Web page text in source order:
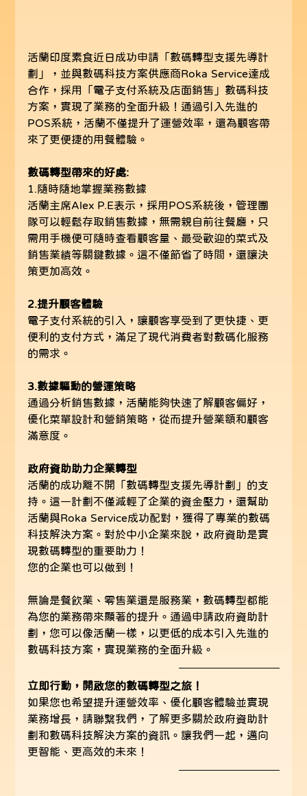
活蘭印度素食近日成功申請「數碼轉型支援先導計
劃」，並與數碼科技方案供應商Roka Service達成
合作，採用「電子支付系統及店面銷售」數碼科技
方案，實現了業務的全面升級！通過引入先進的
POS系統，活蘭不僅提升了運營效率，還為顧客帶
來了更便捷的用餐體驗。
數碼轉型帶來的好處:
1.隨時隨地掌握業務數據
活蘭主席Alex P.E表示，採用POS系統後，管理團
隊可以輕鬆存取銷售數據，無需親自前往餐廳，只
需用手機便可隨時查看顧客量、最受歡迎的菜式及
銷售業績等關鍵數據。這不僅節省了時間，還讓決
策更加高效。
2.提升顧客體驗
電子支付系統的引入，讓顧客享受到了更快捷、更
便利的支付方式，滿足了現代消費者對數碼化服務
的需求。
3.數據驅動的營運策略
通過分析銷售數據，活蘭能夠快速了解顧客偏好，
優化菜單設計和營銷策略，從而提升營業額和顧客
滿意度。
政府資助助力企業轉型
活蘭的成功離不開「數碼轉型支援先導計劃」的支
持。這一計劃不僅減輕了企業的資金壓力，還幫助
活蘭與Roka Service成功配對，獲得了專業的數碼
科技解決方案。對於中小企業來說，政府資助是實
現數碼轉型的重要助力！
您的企業也可以做到！
無論是餐飲業、零售業還是服務業，數碼轉型都能
為您的業務帶來顯著的提升。通過申請政府資助計
劃，您可以像活蘭一樣，以更低的成本引入先進的
數碼科技方案，實現業務的全面升級。
立即行動，開啟您的數碼轉型之旅！
如果您也希望提升運營效率、優化顧客體驗並實現
業務增長，請聯繫我們，了解更多關於政府資助計
劃和數碼科技解決方案的資訊。讓我們一起，邁向
更智能、更高效的未來！